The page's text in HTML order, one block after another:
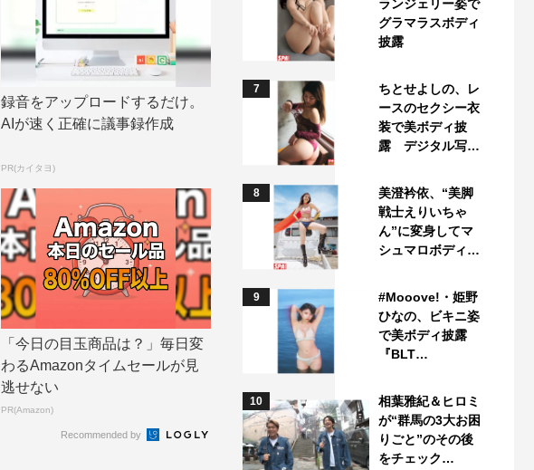
録音をアップロードするだけ。
AIが速く正確に議事録作成
PR(カイタヨ)
「今日の目玉商品は？」毎日変
わるAmazonタイムセールが見
逃せない
PR(Amazon)
Recommended by
ランジェリー姿で
グラマラスボディ
披露
7
ちとせよしの、レ
ースのセクシー衣
装で美ボディ披
露 デジタル写…
8
美澄衿依、“美脚
戦士えりいちゃ
ん”に変身してマ
シュマロボディ…
9
#Mooove!・姫野
ひなの、ビキニ姿
で美ボディ披露
『BLT…
10
相葉雅紀＆ヒロミ
が“群馬の3大お困
りごと”のその後
をチェック…